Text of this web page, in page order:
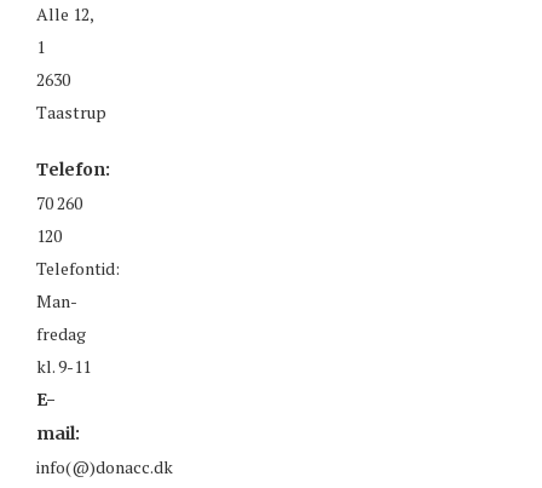
Alle 12,
1
2630
Taastrup
Telefon:
70 260
120
Telefontid:
Man-
fredag
kl. 9-11
E-
mail:
info(@)donacc.dk